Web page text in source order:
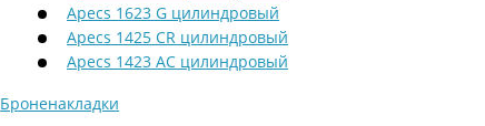
Apecs 1623 G цилиндровый
Apecs 1425 CR цилиндровый
Apecs 1423 AC цилиндровый
Броненакладки